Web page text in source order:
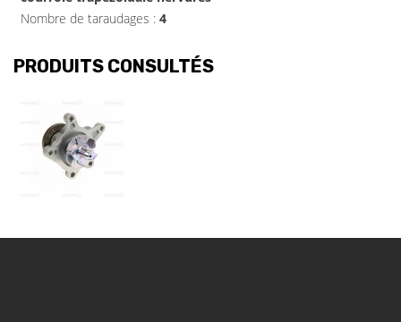
Nombre de taraudages : 4
PRODUITS CONSULTÉS